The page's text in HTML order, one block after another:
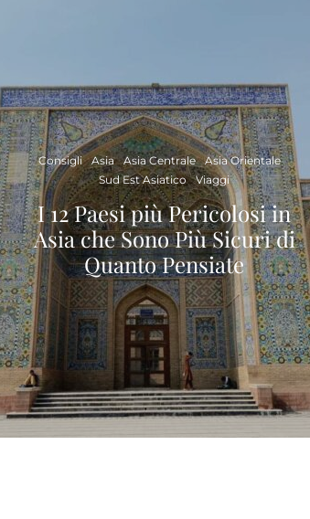
Consigli Asia Asia Centrale
Asia Orientale
Sud Est Asiatico
Viaggi
I 12 Paesi più Pericolosi in
Asia che Sono Più Sicuri di
Quanto Pensiate